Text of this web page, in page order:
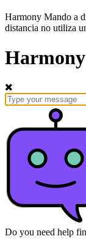
Harmony Mando a
distancia no utiliza
Do you need help